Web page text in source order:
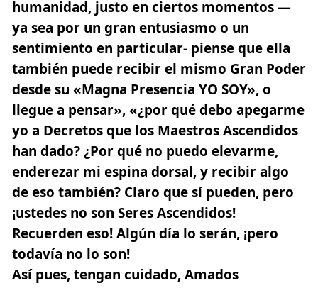
humanidad, justo en ciertos momentos —
ya sea por un gran entusiasmo o un
sentimiento en particular- piense que ella
también puede recibir el mismo Gran Poder
desde su «Magna Presencia YO SOY», o
llegue a pensar», «¿por qué debo apegarme
yo a Decretos que los Maestros Ascendidos
han dado? ¿Por qué no puedo elevarme,
enderezar mi espina dorsal, y recibir algo
de eso también? Claro que sí pueden, pero
¡ustedes no son Seres Ascendidos!
Recuerden eso! Algún día lo serán, ¡pero
todavía no lo son!
Así pues, tengan cuidado, Amados